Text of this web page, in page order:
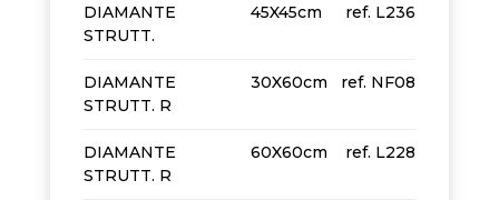
DIAMANTE
STRUTT.
45X45cm L236
DIAMANTE
STRUTT. R
30X60cm NF08
DIAMANTE
STRUTT. R
60X60cm L228